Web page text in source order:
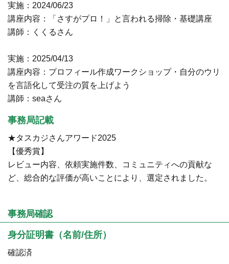
実施：2024/06/23
講座内容：「さすがプロ！」と言われる掃除・基礎講座
講師：くくるさん
実施：2025/04/13
講座内容：プロフィール作成ワークショップ・自分のウリ
を言語化して受注の質を上げよう
講師：seaさん
事務局記載
★タスカジさんアワード2025
【優秀賞】
レビュー内容、依頼実施件数、コミュニティへの貢献な
ど、総合的な評価が高いことにより、選定されました。
事務局確認
身分証明書（名前/住所）
確認済